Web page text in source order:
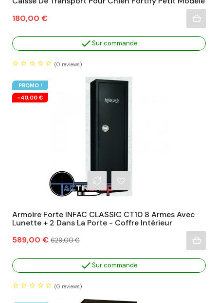
Prix
180,00 €
Sur commande
(0 reviews)
PROMO !
-40,00 €
Armoire Forte INFAC CLASSIC CT10 8 Armes Avec
Lunette + 2 Dans La Porte - Coffre Intérieur
Prix
589,00 € Prix
habituel
629,00 €
Sur commande
(0 reviews)